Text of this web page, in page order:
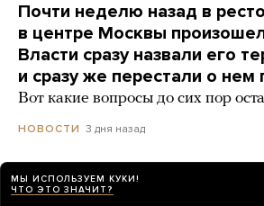
Почти неделю назад в
в центре Москвы
Власти сразу назвали его
и сразу же перестали о нем
Вот какие вопросы до сих пор
НОВОСТИ 3 дня назад
МЫ ИСПОЛЬЗУЕМ КУКИ!
ЧТО ЭТО ЗНАЧИТ?